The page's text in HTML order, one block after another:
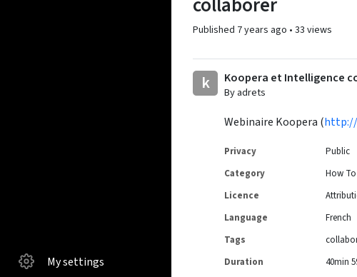
My settings
Published 7 years ago • 33 views
k Koopera et Intelligence
By adrets
Webinaire Koopera (
Privacy
Public
Category
How To
Licence
Language
French
Tags
Duration
40min